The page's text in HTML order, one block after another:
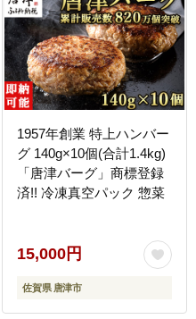
1957年創業 特上ハンバー
グ 140g×10個(合計1.4kg)
「唐津バーグ」商標登録
済!! 冷凍真空パック 惣菜
15,000円
佐賀県 唐津市